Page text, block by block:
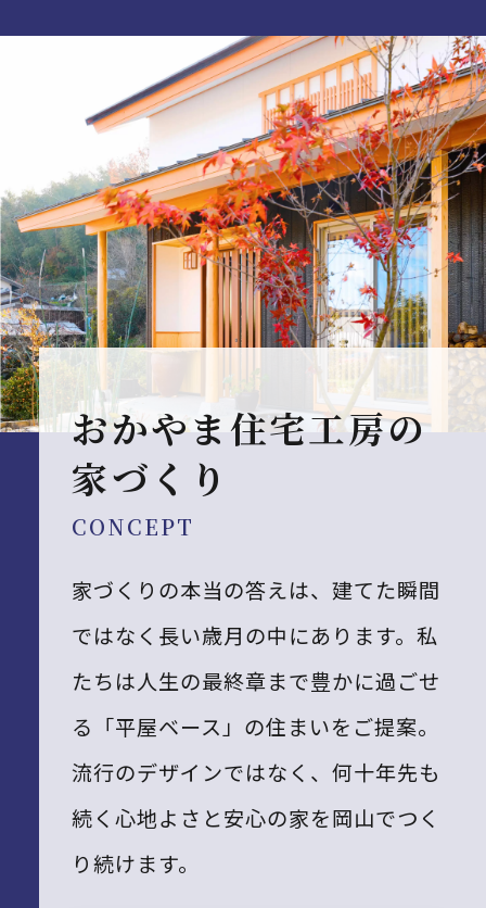
おかやま住宅工房の
家づくり
CONCEPT
家づくりの本当の答えは、建てた瞬間
ではなく長い歳月の中にあります。私
たちは人生の最終章まで豊かに過ごせ
る「平屋ベース」の住まいをご提案。
流行のデザインではなく、何十年先も
続く心地よさと安心の家を岡山でつく
り続けます。